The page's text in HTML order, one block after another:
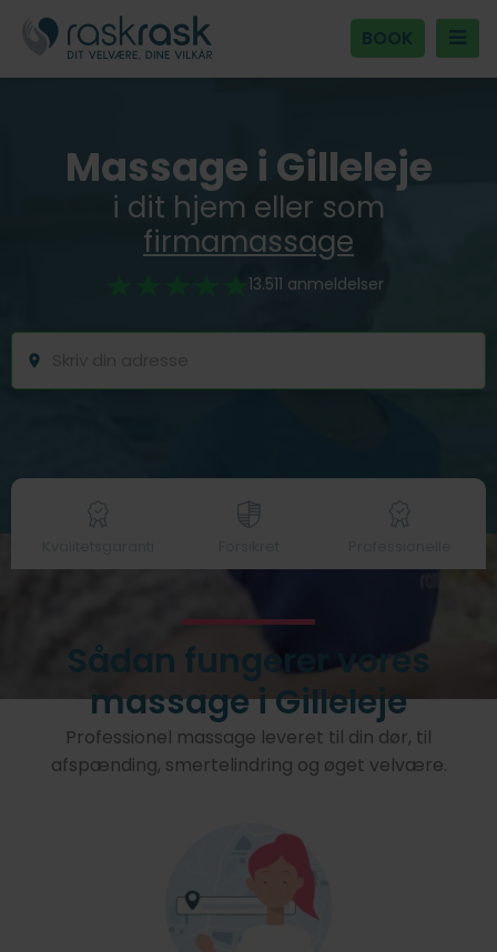
BOOK
Massage i Gilleleje
i dit hjem eller som
firmamassage
13.511 anmeldelser
Sådan fungerer vores
massage i Gilleleje
Professionel massage leveret til din dør, til
afspænding, smertelindring og øget velvære.